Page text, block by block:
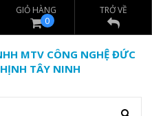
GIỎ HÀNG
0
TRỞ VỀ
MTV CÔNG NGHỆ ĐỨC
TÂY NINH